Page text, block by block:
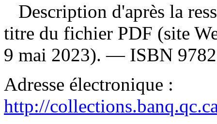
Description d'après la
titre du fichier PDF (site
9 mai 2023). — ISBN
Adresse électronique :
http://